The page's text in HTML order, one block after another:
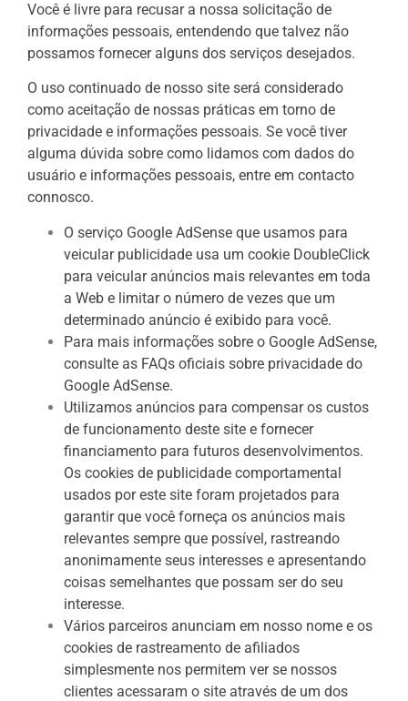
Você é livre para recusar a nossa solicitação de
informações pessoais, entendendo que talvez não
possamos fornecer alguns dos serviços desejados.
O uso continuado de nosso site será considerado
como aceitação de nossas práticas em torno de
privacidade e informações pessoais. Se você tiver
alguma dúvida sobre como lidamos com dados do
usuário e informações pessoais, entre em contacto
connosco.
O serviço Google AdSense que usamos para
veicular publicidade usa um cookie DoubleClick
para veicular anúncios mais relevantes em toda
a Web e limitar o número de vezes que um
determinado anúncio é exibido para você.
Para mais informações sobre o Google AdSense,
consulte as FAQs oficiais sobre privacidade do
Google AdSense.
Utilizamos anúncios para compensar os custos
de funcionamento deste site e fornecer
financiamento para futuros desenvolvimentos.
Os cookies de publicidade comportamental
usados ​​por este site foram projetados para
garantir que você forneça os anúncios mais
relevantes sempre que possível, rastreando
anonimamente seus interesses e apresentando
coisas semelhantes que possam ser do seu
interesse.
Vários parceiros anunciam em nosso nome e os
cookies de rastreamento de afiliados
simplesmente nos permitem ver se nossos
clientes acessaram o site através de um dos